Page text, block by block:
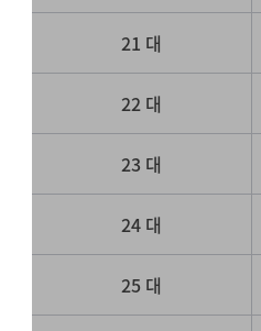
21 대
22 대
23 대
24 대
25 대